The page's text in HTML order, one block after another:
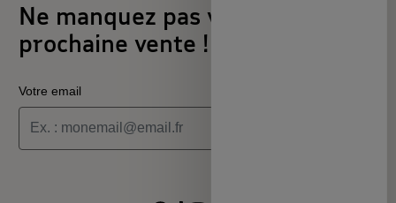
Ne manquez pas votre
prochaine vente !
Votre email